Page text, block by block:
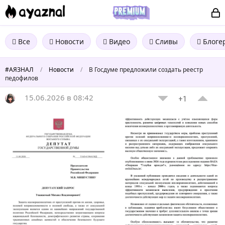
Все Новости Видео Сливы
#АЯЗНАЛ / Новости /
В Госдуме предложили создать реестр
педофилов
15.06.2026 в 08:42 +1